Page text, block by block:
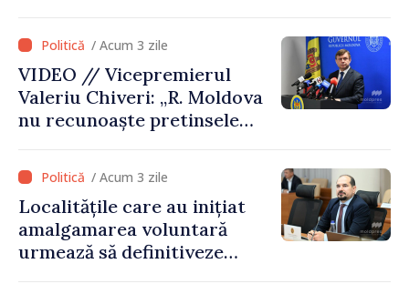
posibilul pentru a atenua
consecințele”
/ Acum 3 zile
VIDEO // Vicepremierul
Valeriu Chiveri: „R. Moldova
nu recunoaște pretinsele
de structurile de la Tiraspol
în raioanele de est”
/ Acum 3 zile
Localitățile care au inițiat
amalgamarea voluntară
urmează să definitiveze